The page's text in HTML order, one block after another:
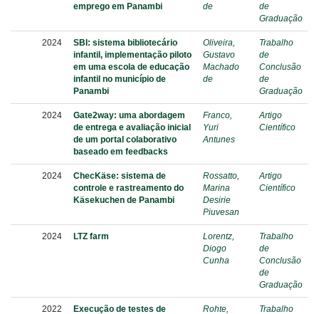
emprego em Panambi
de
de
Graduação
2024
SBI: sistema bibliotecário
infantil, implementação piloto
em uma escola de educação
infantil no município de
Panambi
Oliveira,
Gustavo
Machado
de
Trabalho
de
Conclusão
de
Graduação
2024
Gate2way: uma abordagem
de entrega e avaliação inicial
de um portal colaborativo
baseado em feedbacks
Franco,
Yuri
Antunes
Artigo
Científico
2024
ChecKäse: sistema de
controle e rastreamento do
Käsekuchen de Panambi
Rossatto,
Marina
Desirie
Piuvesan
Artigo
Científico
2024 LTZ farm
Lorentz,
Diogo
Cunha
Trabalho
de
Conclusão
de
Graduação
2022
Execução de testes de
Rohte,
Trabalho